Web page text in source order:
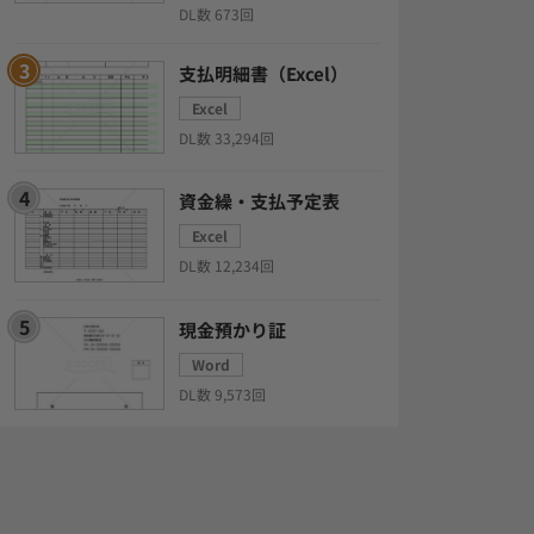
DL数 673回
支払明細書（Excel）
Excel
DL数 33,294回
資金繰・支払予定表
Excel
DL数 12,234回
現金預かり証
Word
DL数 9,573回